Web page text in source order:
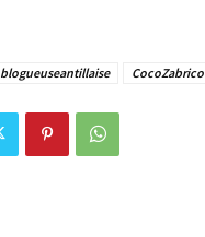
blogueuseantillaise CocoZabrico